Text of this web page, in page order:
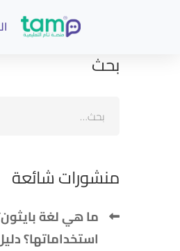
بحث
منشورات شائعة
ما هي لغة
استخداماتها؟